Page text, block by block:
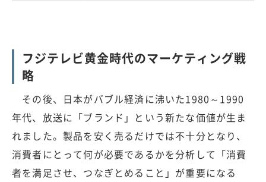
フジテレビ黄金時代のマーケティング戦
略
その後、日本がバブル経済に沸いた1980～1990
年代、放送に「ブランド」という新たな価値が生ま
れました。製品を安く売るだけでは不十分となり、
消費者にとって何が必要であるかを分析して「消費
者を満足させ、つなぎとめること」が重要になる